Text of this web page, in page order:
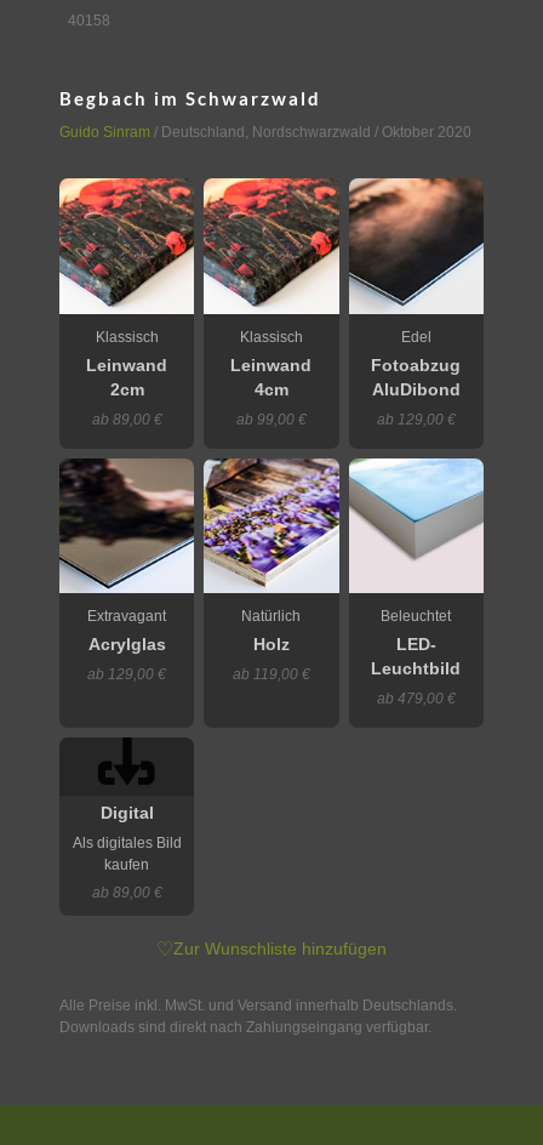
40158
Begbach im Schwarzwald
Guido Sinram / Deutschland , Nordschwarzwald / Oktober 2020
Klassisch
Leinwand
2cm
ab 89,00 €
Klassisch
Leinwand
4cm
ab 99,00 €
Edel
Fotoabzug
AluDibond
ab 129,00 €
Extravagant
Acrylglas
ab 129,00 €
Natürlich
Holz
ab 119,00 €
Beleuchtet
LED-
Leuchtbild
ab 479,00 €
Digital
Als digitales Bild
kaufen
ab 89,00 €
♡Zur Wunschliste hinzufügen
Alle Preise inkl. MwSt. und Versand innerhalb Deutschlands.
Downloads sind direkt nach Zahlungseingang verfügbar.